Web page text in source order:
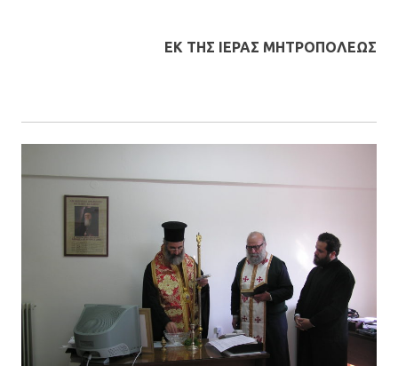
ΕΚ ΤΗΣ ΙΕΡΑΣ ΜΗΤΡΟΠΟΛΕΩΣ